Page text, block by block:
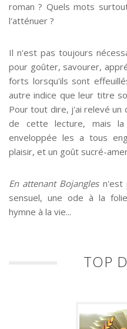
roman ? Quels mots
l'atténuer ?
Il n'est pas toujours
pour goûter, savourer,
forts lorsqu'ils sont
autre indice que leur titre
Pour tout dire, j'ai relevé un
de cette lecture, mais
enveloppée les a tous
plaisir, et un goût sucré-
En attenant Bojanglesn'est
sensuel, une ode à la
hymne à la vie...
TOP